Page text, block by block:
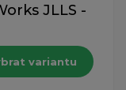
JLLS -
variantu